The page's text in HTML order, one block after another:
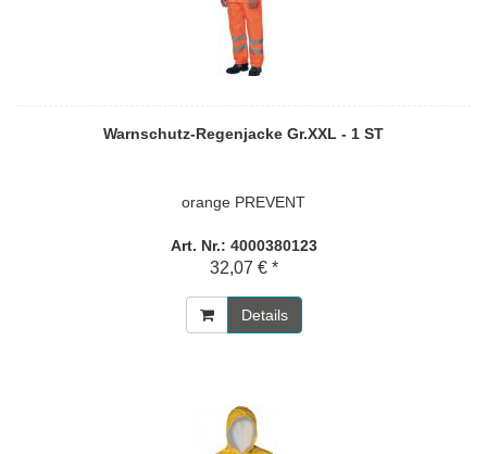
Warnschutz-Regenjacke Gr.XXL - 1 ST
orange PREVENT
Art. Nr.: 4000380123
32,07 € *
Details